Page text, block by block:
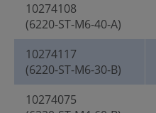
10274108
(6220-ST-M6-40-A)
10274117
(6220-ST-M6-30-B)
10274075